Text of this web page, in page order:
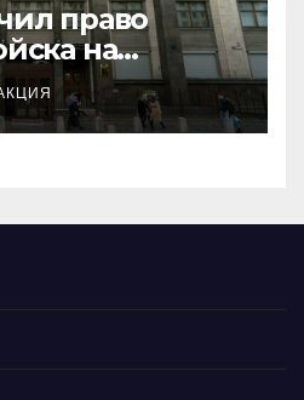
право
на
иностранных